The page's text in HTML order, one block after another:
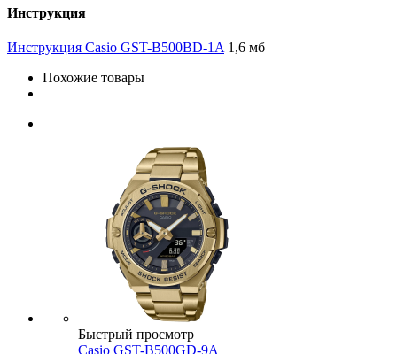
Инструкция
Инструкция Casio GST-B500BD-1A 1,6 мб
Похожие товары
Быстрый просмотр
Casio GST-B500GD-9A